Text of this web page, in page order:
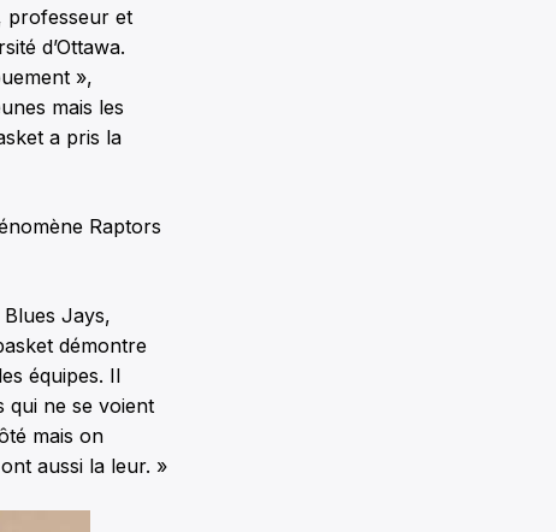
professeur et
d’Ottawa.
»,
mais les
a pris la
Raptors
Jays,
démontre
équipes. Il
qui ne se voient
mais on
aussi la leur. »